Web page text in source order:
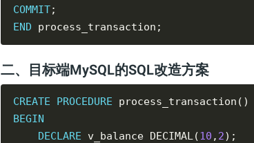
COMMIT
END
二、目标端MySQL的SQL改造方案
CREATE PROCEDURE
BEGIN
DECLARE v_balance DECIMAL(10 , 2